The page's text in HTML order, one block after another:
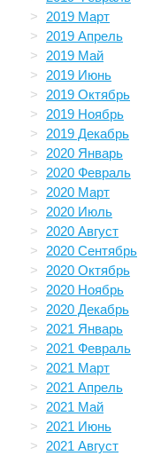
2019 Март
2019 Апрель
2019 Май
2019 Июнь
2019 Октябрь
2019 Ноябрь
2019 Декабрь
2020 Январь
2020 Февраль
2020 Март
2020 Июль
2020 Август
2020 Сентябрь
2020 Октябрь
2020 Ноябрь
2020 Декабрь
2021 Январь
2021 Февраль
2021 Март
2021 Апрель
2021 Май
2021 Июнь
2021 Август